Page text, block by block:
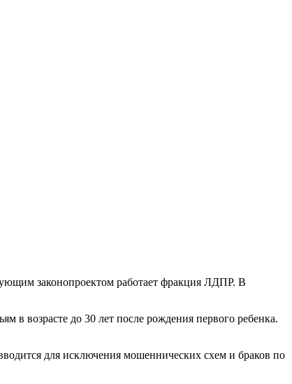
законопроектом работает фракция ЛДПР. В
в возрасте до 30 лет после рождения первого ребенка.
для исключения мошеннических схем и браков по